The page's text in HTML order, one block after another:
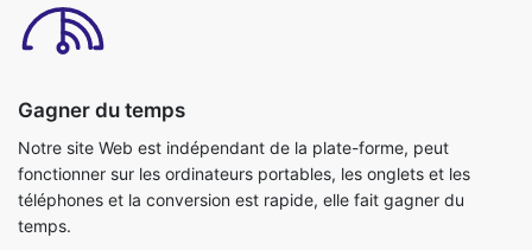
Gagner du temps
Notre site Web est indépendant de la plate-forme, peut
téléphones et la conversion est rapide, elle fait gagner du